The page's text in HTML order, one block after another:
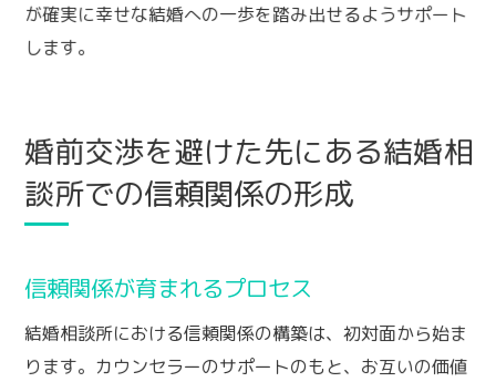
が確実に幸せな結婚への一歩を踏み出せるようサポート
します。
婚前交渉を避けた先にある結婚相
談所での信頼関係の形成
信頼関係が育まれるプロセス
結婚相談所における信頼関係の構築は、初対面から始ま
ります。カウンセラーのサポートのもと、お互いの価値